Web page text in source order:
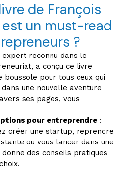
de François
un must-read
?
expert reconnu dans le
a conçu ce livre
boussole pour tous ceux qui
une nouvelle aventure
ses pages, vous
pour entreprendre :
créer une startup, reprendre
ou vous lancer dans une
des conseils pratiques